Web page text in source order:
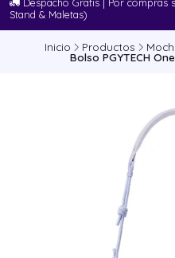
Stand & Maletas)
Inicio Productos
Bolso PGYTECH